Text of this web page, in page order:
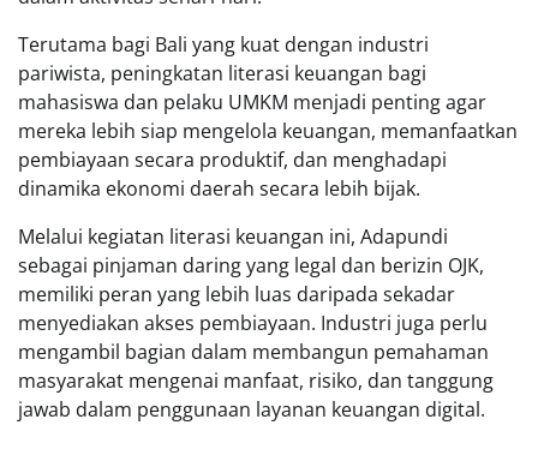
Terutama bagi Bali yang kuat dengan industri
pariwista, peningkatan literasi keuangan bagi
mahasiswa dan pelaku UMKM menjadi penting agar
mereka lebih siap mengelola keuangan, memanfaatkan
pembiayaan secara produktif, dan menghadapi
dinamika ekonomi daerah secara lebih bijak.
Melalui kegiatan literasi keuangan ini, Adapundi
sebagai pinjaman daring yang legal dan berizin OJK,
memiliki peran yang lebih luas daripada sekadar
menyediakan akses pembiayaan. Industri juga perlu
mengambil bagian dalam membangun pemahaman
masyarakat mengenai manfaat, risiko, dan tanggung
jawab dalam penggunaan layanan keuangan digital.